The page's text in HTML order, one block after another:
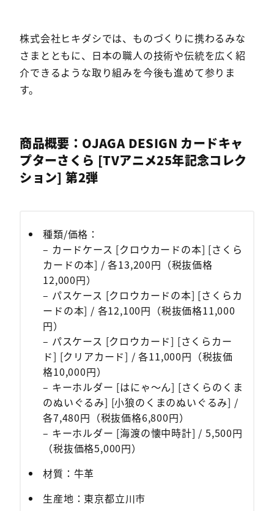
株式会社ヒキダシでは、ものづくりに携わるみな
さまとともに、日本の職人の技術や伝統を広く紹
介できるような取り組みを今後も進めて参りま
す。
商品概要：OJAGA DESIGN カードキャ
プターさくら [TVアニメ25年記念コレク
ション] 第2弾
種類/価格：
– カードケース [クロウカードの本] [さくら
カードの本] / 各13,200円（税抜価格
12,000円）
– パスケース [クロウカードの本] [さくらカ
ードの本] / 各12,100円（税抜価格11,000
円）
– パスケース [クロウカード] [さくらカー
ド] [クリアカード] / 各11,000円（税抜価
格10,000円）
– キーホルダー [はにゃ〜ん] [さくらのくま
のぬいぐるみ] [小狼のくまのぬいぐるみ] /
各7,480円（税抜価格6,800円）
– キーホルダー [海渡の懐中時計] / 5,500円
（税抜価格5,000円）
材質：牛革
生産地：東京都立川市